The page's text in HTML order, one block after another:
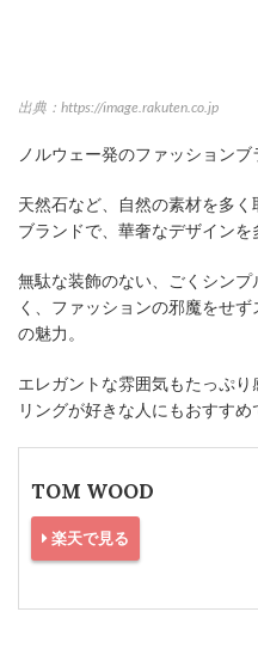
出典：https://image.rakuten.co.jp
ノルウェー発のファッションブ
天然石など、自然の素材を多
ブランドで、華奢なデザインを
無駄な装飾のない、ごくシン
く、ファッションの邪魔をせ
の魅力。
エレガントな雰囲気もたっぷ
リングが好きな人にもおすすめ
TOM WOOD
楽天で見る